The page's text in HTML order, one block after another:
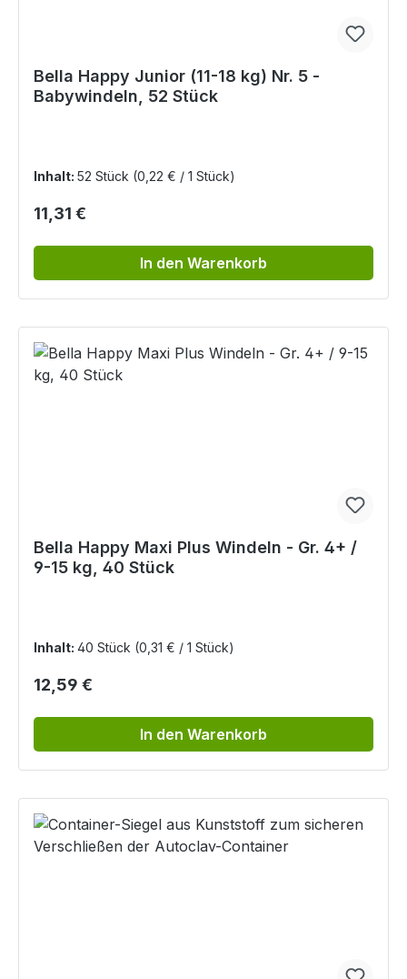
Bella Happy Junior (11-18 kg) Nr. 5 -
Babywindeln, 52 Stück
Inhalt: 52 Stück (0,22 € / 1 Stück)
Regulärer Preis:
11,31 €
In den Warenkorb
Bella Happy Maxi Plus Windeln - Gr. 4+ /
9-15 kg, 40 Stück
Inhalt: 40 Stück (0,31 € / 1 Stück)
Regulärer Preis:
12,59 €
In den Warenkorb